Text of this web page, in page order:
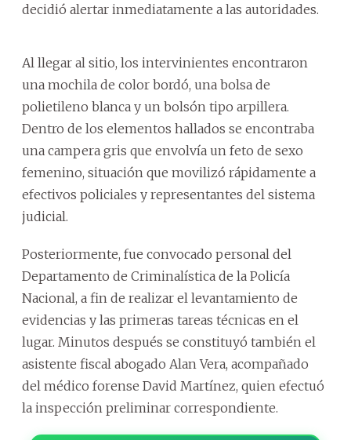
decidió alertar inmediatamente a las autoridades.
Al llegar al sitio, los intervinientes encontraron
una mochila de color bordó, una bolsa de
polietileno blanca y un bolsón tipo arpillera.
Dentro de los elementos hallados se encontraba
una campera gris que envolvía un feto de sexo
femenino, situación que movilizó rápidamente a
efectivos policiales y representantes del sistema
judicial.
Posteriormente, fue convocado personal del
Departamento de Criminalística de la Policía
Nacional, a fin de realizar el levantamiento de
evidencias y las primeras tareas técnicas en el
lugar. Minutos después se constituyó también el
asistente fiscal abogado Alan Vera, acompañado
del médico forense David Martínez, quien efectuó
la inspección preliminar correspondiente.